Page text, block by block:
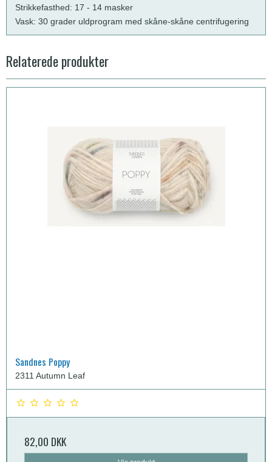
Strikkefasthed: 17 - 14 masker
Vask: 30 grader uldprogram med skåne-skåne centrifugering
Relaterede produkter
Sandnes Poppy
2311 Autumn Leaf
82,00 DKK